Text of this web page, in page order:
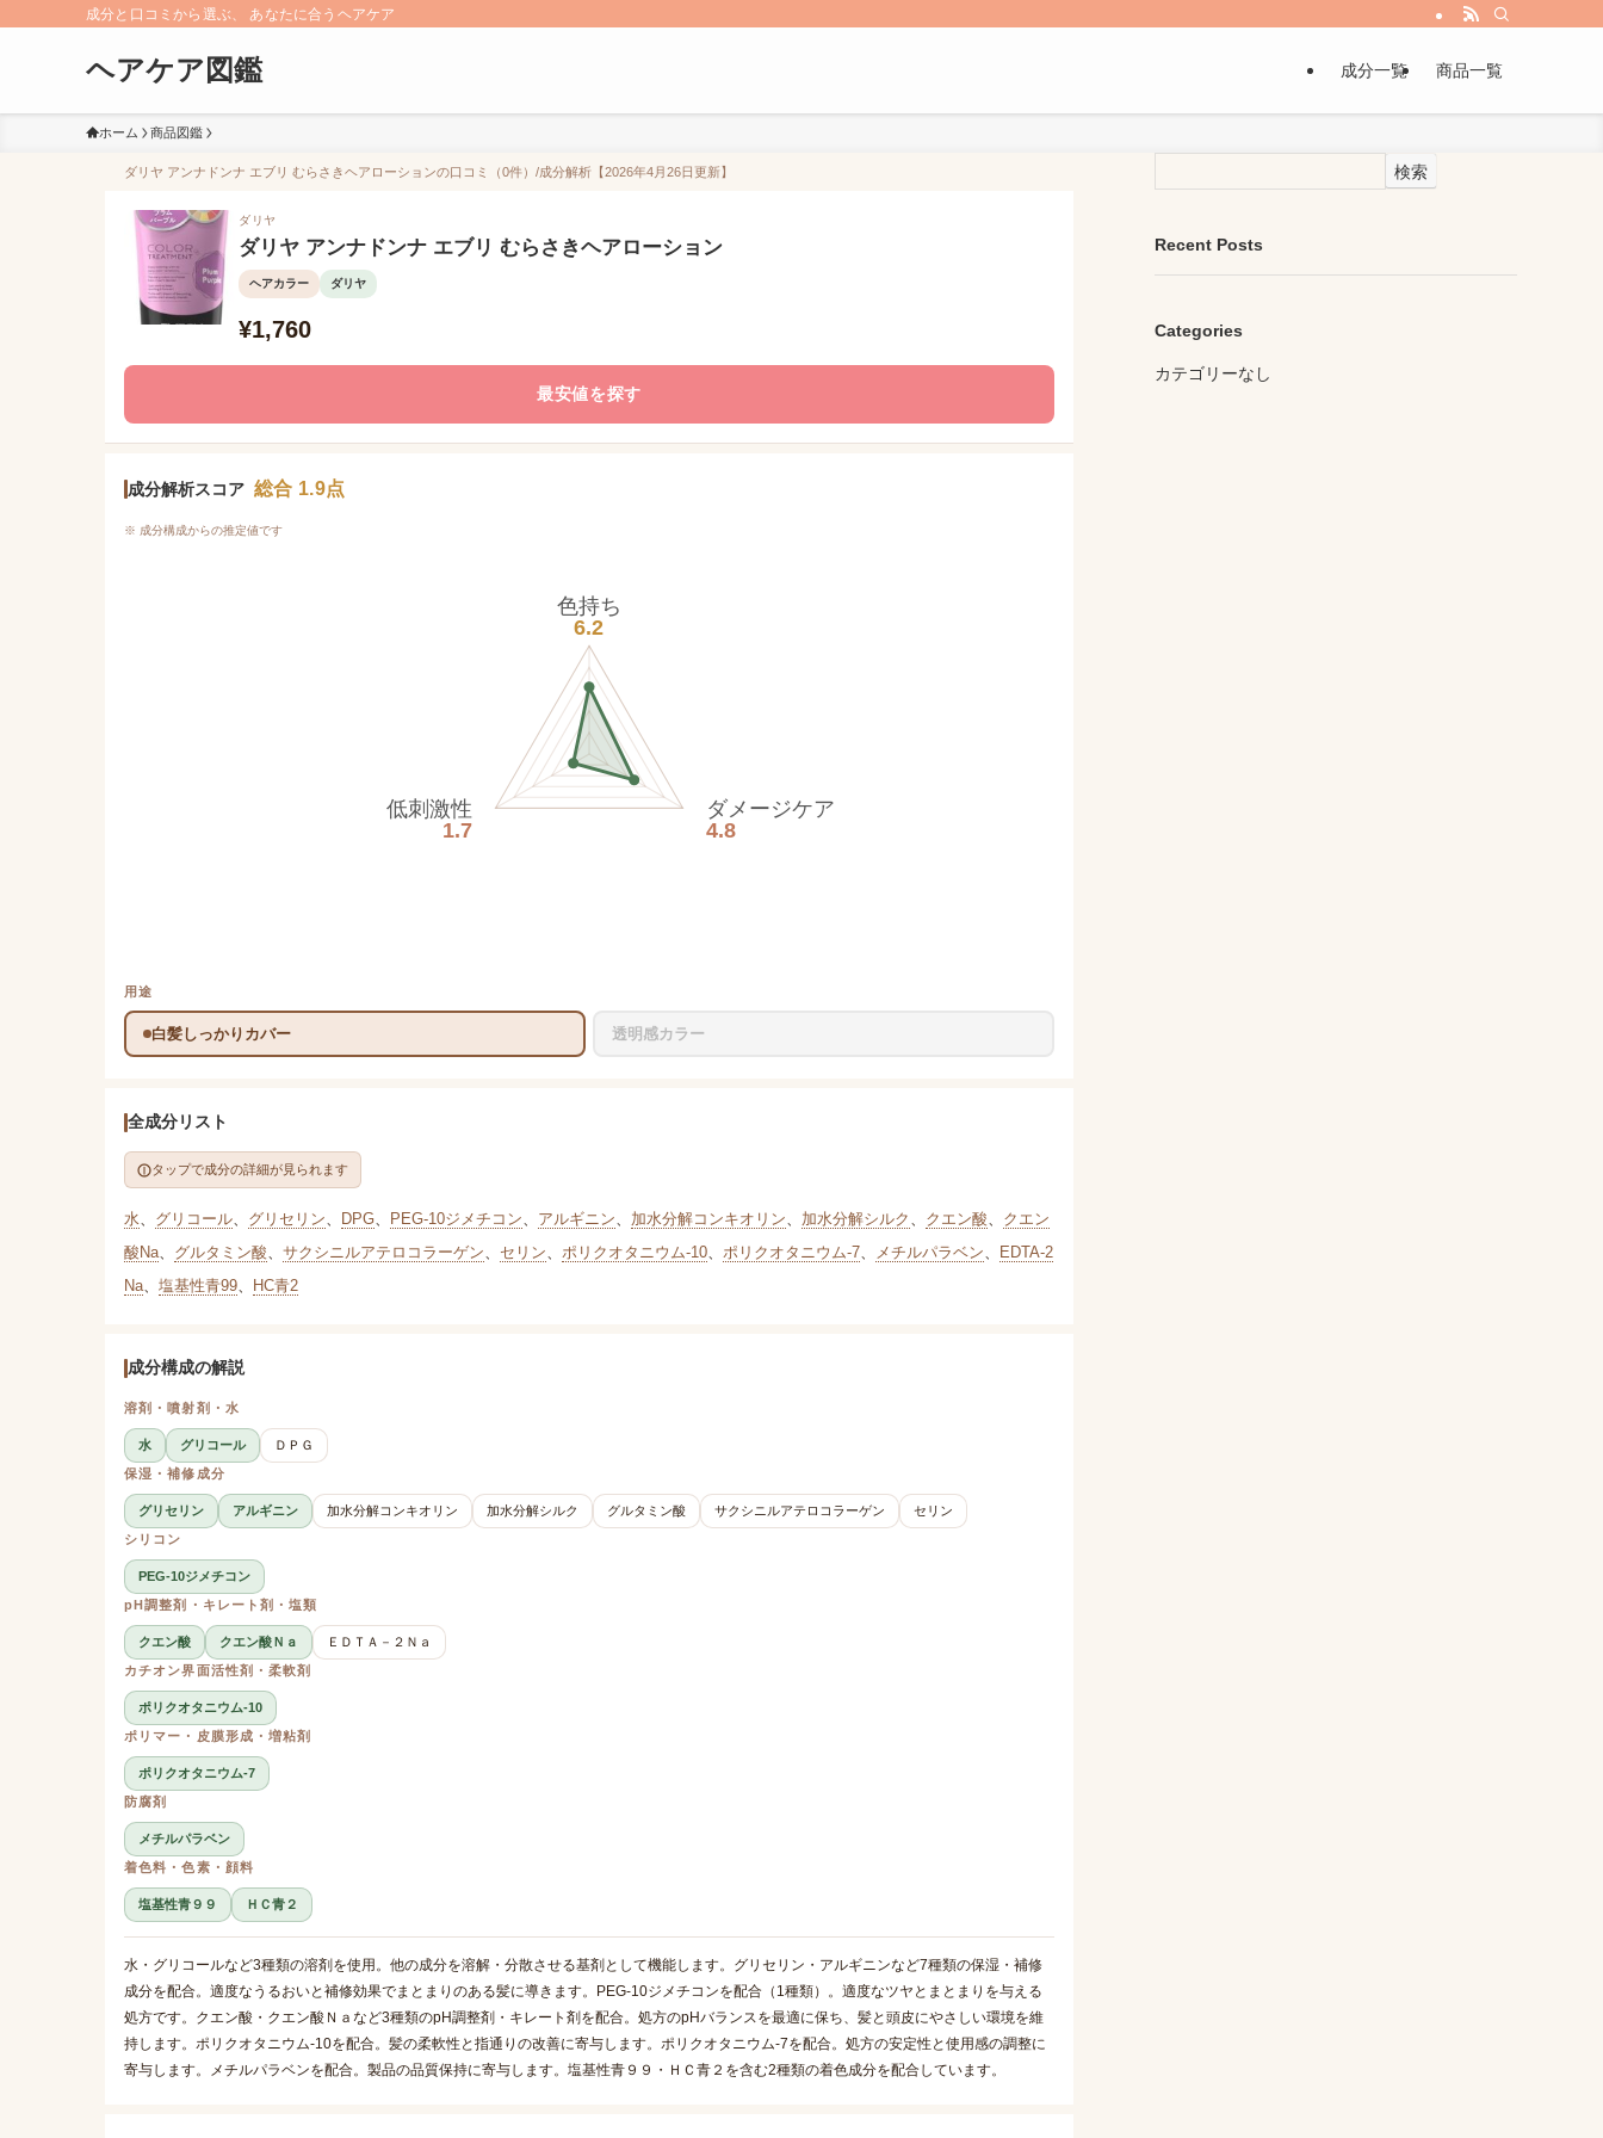
成分と口コミから選ぶ、 あなたに合うヘアケア
ヘアケア図鑑 成分一覧 商品一覧
ホーム 商品図鑑
ダリヤ アンナドンナ エブリ むらさきヘアローションの口コミ（0件）/成分解析【2026年4月26日更新】
ダリヤ
ダリヤ アンナドンナ エブリ むらさきヘアローション
ヘアカラー ダリヤ
¥1,760
最安値を探す
成分解析スコア 総合 1.9点
※ 成分構成からの推定値です
色持ち
6.2
ダメージケア
4.8
低刺激性
1.7
用途
白髪しっかりカバー 透明感カラー
全成分リスト
タップで成分の詳細が見られます
水、 グリコール、 グリセリン、 DPG、 PEG-10ジメチコン、 アルギニン、 加水分解コンキオリン、 加水分解シルク 、 クエン酸、 クエン
酸Na、 グルタミン酸、 サクシニルアテロコラーゲン、 セリン、 ポリクオタニウム-10、 ポリクオタニウム-7、 メチルパラベン、
EDTA-2
Na、 塩基性青99、 HC青2
成分構成の解説
溶剤・噴射剤・水
水 グリコール
ＤＰＧ
保湿・補修成分
グリセリン アルギニン 加水分解コンキオリン 加水分解シルク グルタミン酸 サクシニルアテロコラーゲン
セリン
シリコン
PEG-10ジメチコン
pH調整剤・キレート剤・塩類
クエン酸 クエン酸Ｎａ
ＥＤＴＡ－２Ｎａ
カチオン界面活性剤・柔軟剤
ポリクオタニウム-10
ポリマー・皮膜形成・増粘剤
ポリクオタニウム-7
防腐剤
メチルパラベン
着色料・色素・顔料
塩基性青９９ ＨＣ青２
水・グリコールなど3種類の溶剤を使用。他の成分を溶解・分散させる基剤として機能します。グリセリン・アルギニンなど7種類の保湿・補修
成分を配合。適度なうるおいと補修効果でまとまりのある髪に導きます。PEG-10ジメチコンを配合（1種類）。適度なツヤとまとまりを与える
処方です。クエン酸・クエン酸Ｎａなど3種類のpH調整剤・キレート剤を配合。処方のpHバランスを最適に保ち、髪と頭皮にやさしい環境を維
持します。ポリクオタニウム-10を配合。髪の柔軟性と指通りの改善に寄与します。ポリクオタニウム-7を配合。処方の安定性と使用感の調整に
寄与します。メチルパラベンを配合。製品の品質保持に寄与します。塩基性青９９・ＨＣ青２を含む2種類の着色成分を配合しています。
検索
Recent Posts
Categories
カテゴリーなし